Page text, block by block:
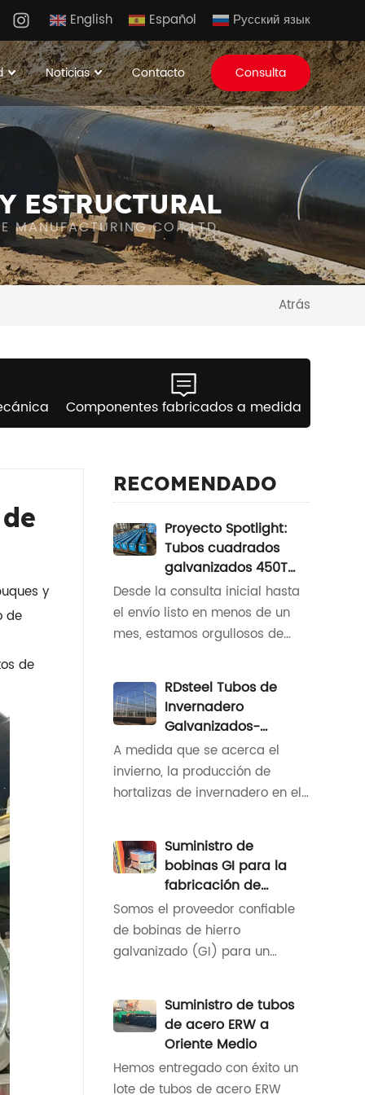
English Español Русский язык
Noticias Contacto Consulta
ESTRUCTURAL
MANUFACTURING CO., LTD.
Atrás
Componentes fabricados a medida
y
de
de
RECOMENDADO
Proyecto Spotlight:
Tubos cuadrados
galvanizados 450T
para América del Sur
Desde la consulta inicial hasta
el envío listo en menos de un
mes, estamos orgullosos de
último proyecto para un valioso
socio sudamericano. Cuando
nuestro cliente se acercó con
una solicitud de 450 toneladas
de tubos cuadrados
galvanizados de 50x50mm,
nuestro equipo se movió
especificaciones, packa
RDsteel Tubos de
Invernadero
Galvanizados-
Protección del
Suministro de
Vegetales de Invierno
A medida que se acerca el
invierno, la producción de
hortalizas de invernadero en el
desafíos significativos. Las
estructuras tradicionales de
invernadero son propensas a la
corrosión y carecen de
resistencia en entornos de baja
temperatura y alta humedad, lo
que lleva a un aislamiento
costos de producción. Asegurar
Suministro de
bobinas GI para la
fabricación de
conductos en Omán
Somos el proveedor confiable
de bobinas de hierro
galvanizado (GI) para un
conductos en Omán.
Reconociendo la importancia
crítica de la producción
ininterrumpida en sus
operaciones, nuestra misión
Suministro de tubos
de acero ERW a
Oriente Medio
Hemos entregado con éxito un
lote de tubos de acero ERW